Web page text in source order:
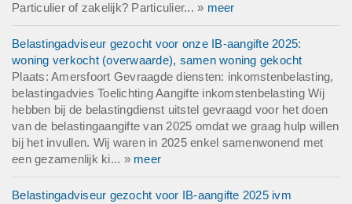
Particulier of zakelijk? Particulier... » meer
Belastingadviseur gezocht voor onze IB-aangifte 2025:
woning verkocht (overwaarde), samen woning gekocht
Plaats: Amersfoort Gevraagde diensten: inkomstenbelasting,
belastingadvies Toelichting Aangifte inkomstenbelasting Wij
hebben bij de belastingdienst uitstel gevraagd voor het doen
van de belastingaangifte van 2025 omdat we graag hulp willen
bij het invullen. Wij waren in 2025 enkel samenwonend met
een gezamenlijk ki... » meer
Belastingadviseur gezocht voor IB-aangifte 2025 ivm